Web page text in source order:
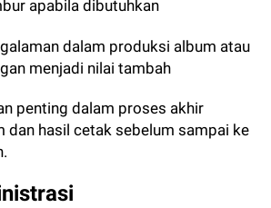
apabila dibutuhkan
dalam produksi album atau
menjadi nilai tambah
penting dalam proses akhir
dan hasil cetak sebelum sampai ke